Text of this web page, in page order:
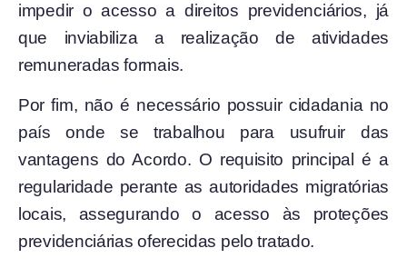
impedir o acesso a direitos previdenciários, já
que inviabiliza a realização de atividades
remuneradas formais.
Por fim, não é necessário possuir cidadania no
país onde se trabalhou para usufruir das
vantagens do Acordo. O requisito principal é a
regularidade perante as autoridades migratórias
locais, assegurando o acesso às proteções
previdenciárias oferecidas pelo tratado.